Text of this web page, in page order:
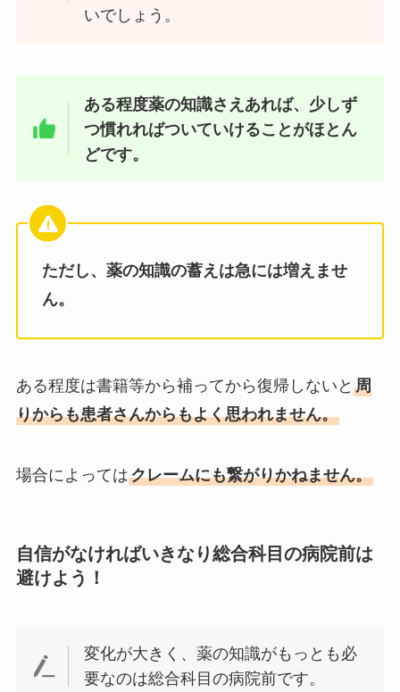
いでしょう。
ある程度薬の知識さえあれば、少しず
つ慣れればついていけることがほとん
どです。
ただし、薬の知識の蓄えは急には増えませ
ん。
ある程度は書籍等から補ってから復帰しないと 周
りからも患者さんからもよく思われません。
場合によってはクレームにも繋がりかねません。
自信がなければいきなり総合科目の病院前は
避けよう！
変化が大きく、薬の知識がもっとも必
要なのは総合科目の病院前です。